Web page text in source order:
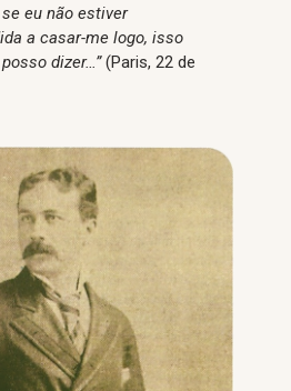
eu não estiver
a casar-me logo, isso
dizer…”(Paris, 22 de